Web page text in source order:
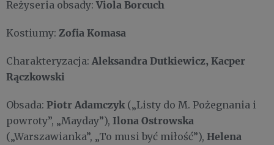
Reżyseria obsady: Viola Borcuch
Kostiumy: Zofia Komasa
Charakteryzacja:Aleksandra Dutkiewicz, Kacper
Rączkowski
Obsada: Piotr Adamczyk(„Listy do M. Pożegnania i
powroty”, „Mayday”), Ilona Ostrowska
(„Warszawianka”, „To musi być miłość”), Helena